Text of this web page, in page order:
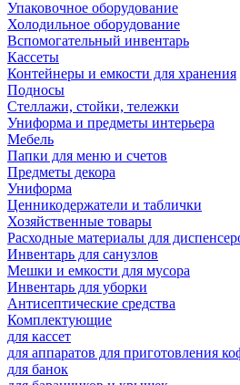
Упаковочное оборудование
Холодильное оборудование
Вспомогательный инвентарь
Кассеты
Контейнеры и емкости для хранения
Подносы
Стеллажи, стойки, тележки
Униформа и предметы интерьера
Мебель
Папки для меню и счетов
Предметы декора
Униформа
Ценникодержатели и таблички
Хозяйственные товары
Расходные материалы для
Инвентарь для санузлов
Мешки и емкости для мусора
Инвентарь для уборки
Антисептические средства
Комплектующие
для кассет
для аппаратов для приготовления
для банок